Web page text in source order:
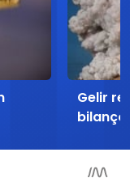
Gelir
bilanço